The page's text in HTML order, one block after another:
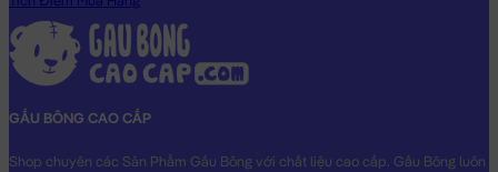
dành cho người thân yêu của bạn!
Hình ảnh Gối ôm đút tay Voi Bông, hình ảnh này là hình THẬT do
Shop TỰ CHỤP.
GẤU BÔNG CAO CẤP
Shop chuyên các Sản Phẩm Gấu Bông với chất liệu cao cấp. Gấu Bông luôn